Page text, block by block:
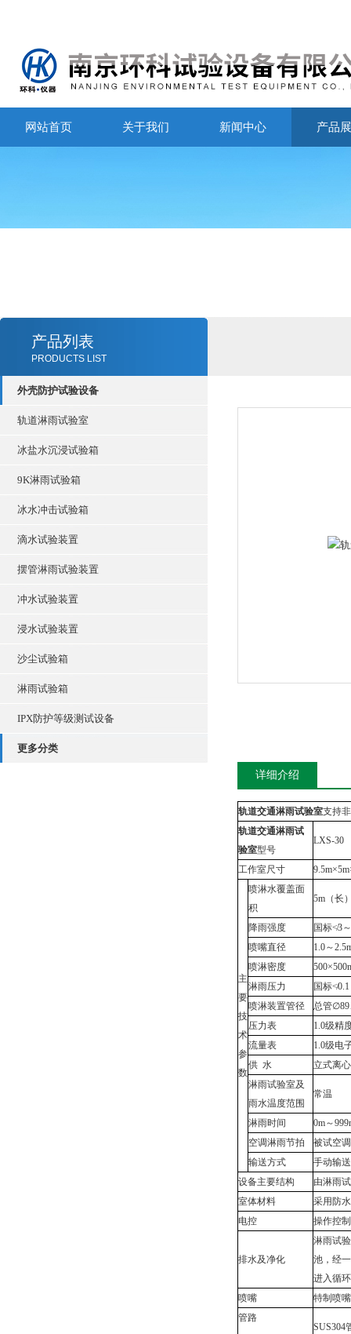
网站首页 关于我们 新闻中心 产品
产品列表
PRODUCTS LIST
外壳防护试验设备
轨道淋雨试验室
冰盐水沉浸试验箱
9K淋雨试验箱
冰水冲击试验箱
滴水试验装置
摆管淋雨试验装置
冲水试验装置
浸水试验装置
沙尘试验箱
淋雨试验箱
IPX防护等级测试设备
更多分类
详细介绍
轨道交通淋雨试验室支持
轨道交通淋雨试
验室型号
LXS-30
工作室尺寸
主
要
技
术
参
数
喷淋水覆盖面
积
5m（长
降雨强度
国标≮3
喷嘴直径
1.0～
喷淋密度
淋雨压力
国标
喷淋装置管径
总管
压力表
1.0级精
流量表
1.0级电
供 水
立式离
淋雨试验室及
雨水温度范围
常温
淋雨时间
0m～
空调淋雨节拍
被试空
输送方式
手动输
设备主要结构
由淋雨
室体材料
采用防
电控
操作控
排水及净化
淋雨试
池，经
进入循
喷嘴
特制喷嘴
管路
SUS304